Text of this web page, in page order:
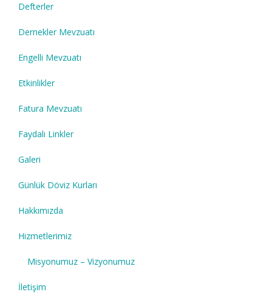
Defterler
Dernekler Mevzuatı
Engelli Mevzuatı
Etkinlikler
Fatura Mevzuatı
Faydalı Linkler
Galeri
Günlük Döviz Kurları
Hakkımızda
Hizmetlerimiz
Misyonumuz – Vizyonumuz
İletişim